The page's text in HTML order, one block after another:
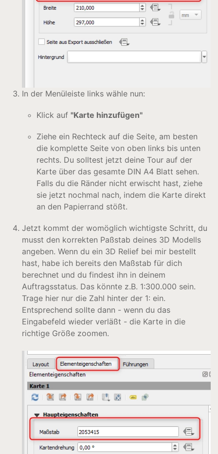
In der Menüleiste links wähle nun:
Klick auf "Karte hinzufügen"
Ziehe ein Rechteck auf die Seite, am besten
die komplette Seite von oben links bis unten
rechts. Du solltest jetzt deine Tour auf der
Karte über das gesamte DIN A4 Blatt sehen.
Falls du die Ränder nicht erwischt hast, ziehe
sie jetzt nochmal nach, indem die Karte direkt
an den Papierrand stößt.
Jetzt kommt der womöglich wichtigste Schritt, du
musst den korrekten Paßstab deines 3D Modells
angeben. Wenn du ein 3D Relief bei mir bestellt
hast, habe ich bereits den Maßstab für dich
berechnet und du findest ihn in deinem
Auftragsstatus. Das könnte z.B. 1:300.000 sein.
Trage hier nur die Zahl hinter der 1: ein.
Entsprechend sollte dann - wenn du das
Eingabefeld wieder verläßt - die Karte in die
richtige Größe zoomen.